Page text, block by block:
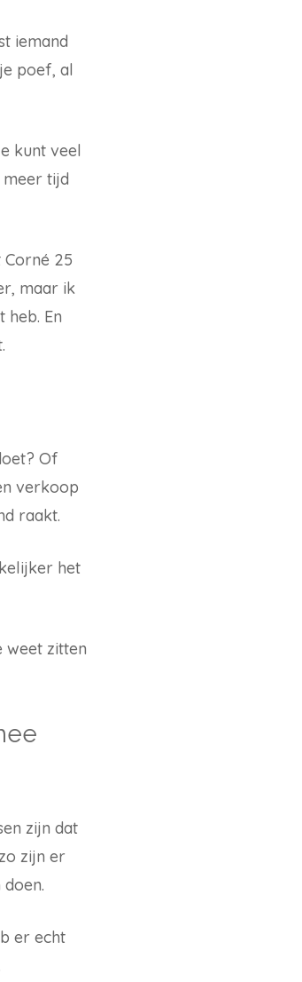
iemand
poef, al
kunt veel
tijd
25
maar ik
heb. En
Of
verkoop
raakt.
het
weet zitten
zijn dat
zijn er
er echt